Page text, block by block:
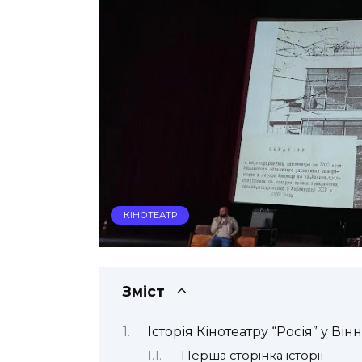
КІНОТЕАТР
Зміст
Історія Кінотеатру “Росія” у
Перша сторінка історії